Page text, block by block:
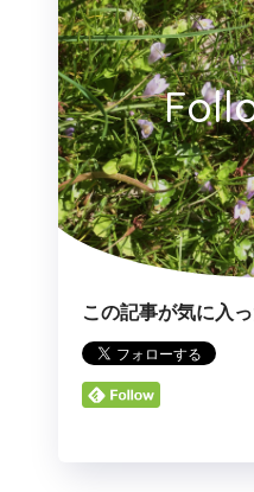
この記事が気に入